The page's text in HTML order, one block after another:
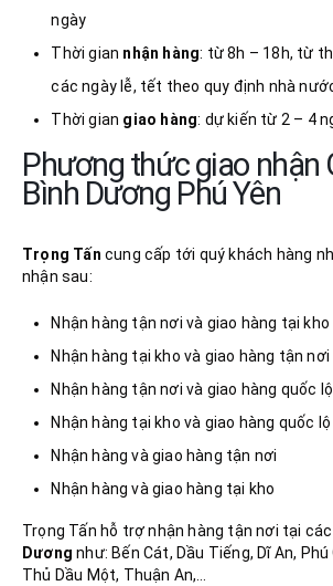
ngày
Thời gian nhận hàng: từ 8h – 18h, từ
các ngày lễ, tết theo quy định nhà
Thời gian giao hàng: dự kiến từ 2 – 4
Phương thức giao nhận
Bình Dương Phú Yên
Trọng Tấn cung cấp tới quý khách hàng
nhận sau:
Nhận hàng tận nơi và giao hàng tại kho
Nhận hàng tại kho và giao hàng tận nơi
Nhận hàng tận nơi và giao hàng quốc lộ
Nhận hàng tại kho và giao hàng quốc lộ
Nhận hàng và giao hàng tận nơi
Nhận hàng và giao hàng tại kho
Trọng Tấn hỗ trợ nhận hàng tận nơi tại
Dươngnhư: Bến Cát, Dầu Tiếng, Dĩ An, Phú
Thủ Dầu Một, Thuận An,…